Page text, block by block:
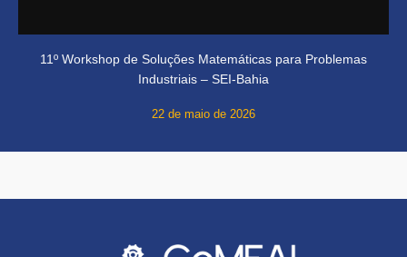
11º Workshop de Soluções Matemáticas para Problemas
Industriais – SEI-Bahia
22 de maio de 2026